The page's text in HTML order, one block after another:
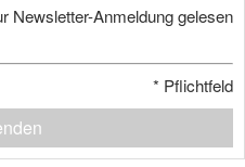
Newsletter-Anmeldung gelesen
* Pflichtfeld